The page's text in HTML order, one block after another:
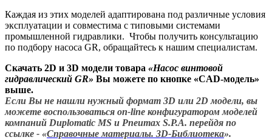
Каждая из этих моделей адаптирована под различные условия
эксплуатации и совместима с типовыми системами
промышленной гидравлики. Чтобы получить консультацию
по подбору насоса GR, обращайтесь к нашим специалистам.
Скачать 2D и 3D модели товара «Насос винтовой
гидравлический GR» Вы можете по кнопке «CAD-модель»
выше.
Если Вы не нашли нужный формат 3D или 2D модели, вы
можете воспользоваться on-line конфигуратором моделей
компаний Duplomatic MS и Pneumax S.P.A. перейдя по
ссылке - «Справочные материалы. 3D-Библиотека».